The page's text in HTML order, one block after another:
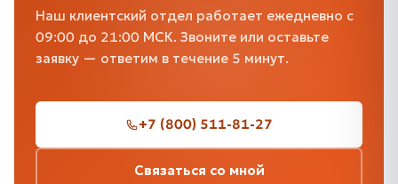
Наш клиентский отдел работает ежедневно с
09:00 до 21:00 МСК. Звоните или оставьте
заявку — ответим в течение 5 минут.
+7 (800) 511-81-27
Связаться со мной